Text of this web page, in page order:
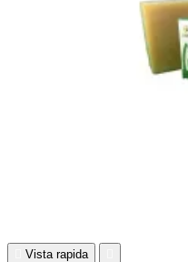
Vista rapida